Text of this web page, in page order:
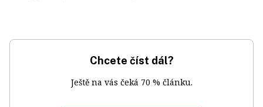
Chcete číst dál?
Ještě na vás čeká 70 % článku.